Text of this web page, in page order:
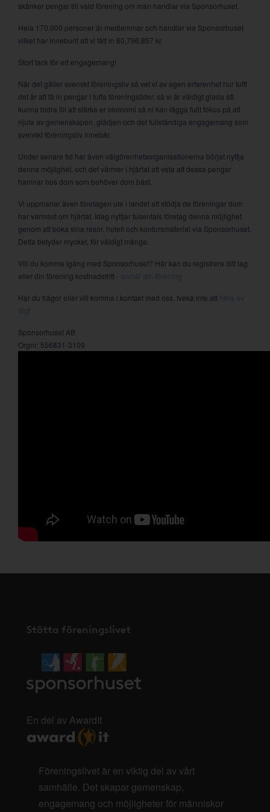
skänker pengar till vald förening om man handlar via Sponsorhuset.
Hela 170,000 personer är medlemmar och handlar via Sponsorhuset
vilket har inneburit att vi fått in 80,796,857 kr.
Stort tack för ert engagemang!
När det gäller svenskt föreningsliv så vet vi av egen erfarenhet hur tufft
det är att få in pengar i tuffa föreningstider, så vi är väldigt glada att
kunna bidra till att stärka er ekonomi så ni kan lägga fullt fokus på att
njuta av gemenskapen, glädjen och det fullständiga engagemang som
svenskt föreningsliv innebär.
Under senare tid har även välgörenhetsorganisationerna börjat nyttja
denna möjlighet, och det värmer i hjärtat att veta att dessa pengar
hamnar hos dom som behöver dom bäst.
Vi uppmanar även företagen ute i landet att stödja de föreningar dom
har varmast om hjärtat. Idag nyttjar tusentals företag denna möjlighet
genom att boka sina resor, hotell och kontorsmaterial via Sponsorhuset.
Detta betyder mycket, för väldigt många.
Vill du komma igång med Sponsorhuset? Här kan du registrera ditt lag
eller din förening kostnadsfritt -
anmäl din förening
Har du frågor eller vill komma i kontakt med oss, tveka inte att höra av
!
Sponsorhuset AB
Orgnr: 556831-3109
Stötta föreningslivet
En del av AwardIt
Föreningslivet är en viktig del av vårt
samhälle. Det skapar gemenskap,
engagemang och möjligheter för människor